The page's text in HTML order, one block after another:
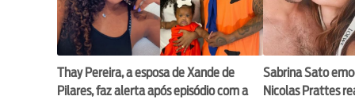
Thay Pereira, a esposa de Xande de
Pilares, faz alerta após episódio com a
Sabrina Sato
Nicolas Prattes